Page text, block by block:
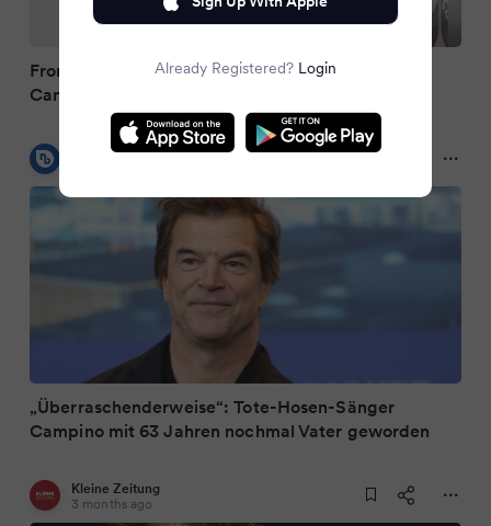
Frontmann der Toten Hosen: In Doku verraten –
Campino ist noch mal Vater geworden
nordbayern.de
„Überraschenderweise“: Tote-Hosen-Sänger
Campino mit 63 Jahren nochmal Vater geworden
Kleine Zeitung
3 months ago
Already Registered? Login